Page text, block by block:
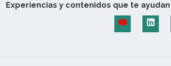
Experiencias y contenidos que te